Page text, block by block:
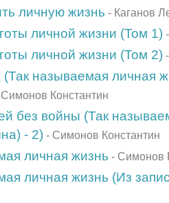
личную жизнь - Каганов
личной жизни (Том 1)
личной жизни (Том 2)
называемая личная
Симонов Константин
без войны (Так
- 2) - Симонов Константин
личная жизнь - Симонов
личная жизнь (Из